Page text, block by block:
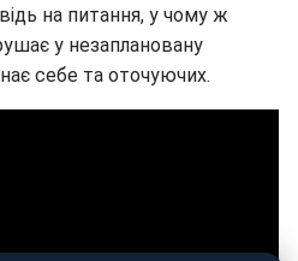
на питання, у чому ж
у незаплановану
себе та оточуючих.